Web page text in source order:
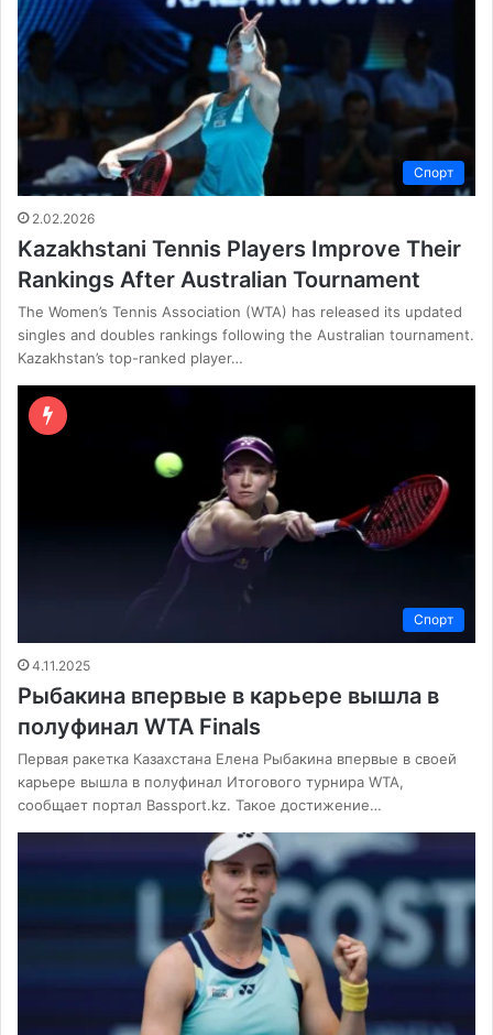
Спорт
2.02.2026
Kazakhstani Tennis Players Improve Their
Rankings After Australian Tournament
The Women’s Tennis Association (WTA) has released its updated
singles and doubles rankings following the Australian tournament.
Kazakhstan’s top-ranked player…
Спорт
4.11.2025
Рыбакина впервые в карьере вышла в
полуфинал WTA Finals
Первая ракетка Казахстана Елена Рыбакина впервые в своей
карьере вышла в полуфинал Итогового турнира WTA,
сообщает портал Bassport.kz. Такое достижение…